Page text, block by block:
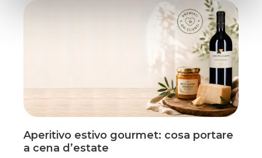
Aperitivo estivo gourmet: cosa portare
a cena d’estate